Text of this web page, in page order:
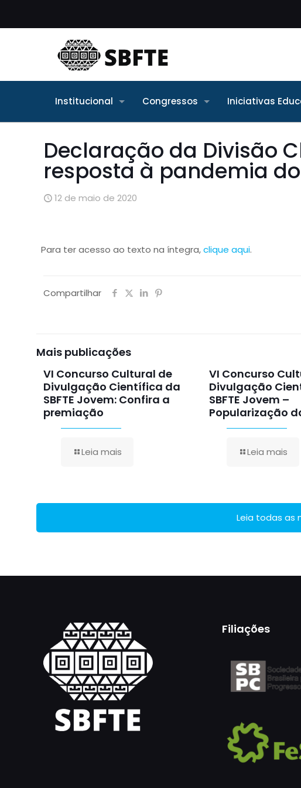
Institucional Congressos Iniciativas
Declaração da Divisão
resposta à pandemia do
12 de maio de 2020
Para ter acesso ao texto na íntegra,clique aqui.
Compartilhar
Mais publicações
VI Concurso Cultural de
Divulgação Científica da
SBFTE Jovem: Confira a
premiação
Leia mais
VI Concurso
Divulgação
SBFTE Jovem –
Popularização
Leia mais
Leia todas as
Filiações